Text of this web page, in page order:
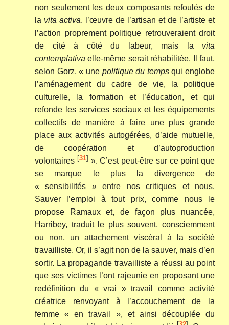
non seulement les deux composants refoulés de
la vita activa, l’œuvre de l’artisan et de l’artiste et
l’action proprement politique retrouveraient droit
de cité à côté du labeur, mais la vita
contemplativa elle-même serait réhabilitée. Il faut,
selon Gorz, « une politique du tempsqui englobe
l’aménagement du cadre de vie, la politique
culturelle, la formation et l’éducation, et qui
refonde les services sociaux et les équipements
collectifs de manière à faire une plus grande
place aux activités autogérées, d’aide mutuelle,
de coopération et d’autoproduction
volontaires [31] ». C’est peut-être sur ce point que
se marque le plus la divergence de
« sensibilités » entre nos critiques et nous.
Sauver l’emploi à tout prix, comme nous le
propose Ramaux et, de façon plus nuancée,
Harribey, traduit le plus souvent, consciemment
ou non, un attachement viscéral à la société
travailliste. Or, il s’agit non de la sauver, mais d’en
sortir. La propagande travailliste a réussi au point
que ses victimes l’ont rajeunie en proposant une
redéfinition du « vrai » travail comme activité
créatrice renvoyant à l’accouchement de la
femme « en travail », et ainsi découplée du